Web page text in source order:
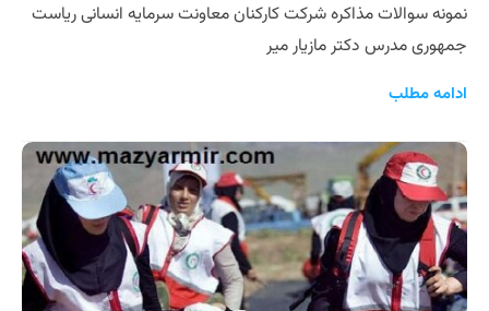
نمونه سوالات مذاکره شرکت کارکنان معاونت سرمایه انسانی ریاست
جمهوری مدرس دکتر مازیار میر
ادامه مطلب